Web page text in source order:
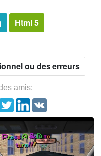
Html 5
ou des erreurs
amis: